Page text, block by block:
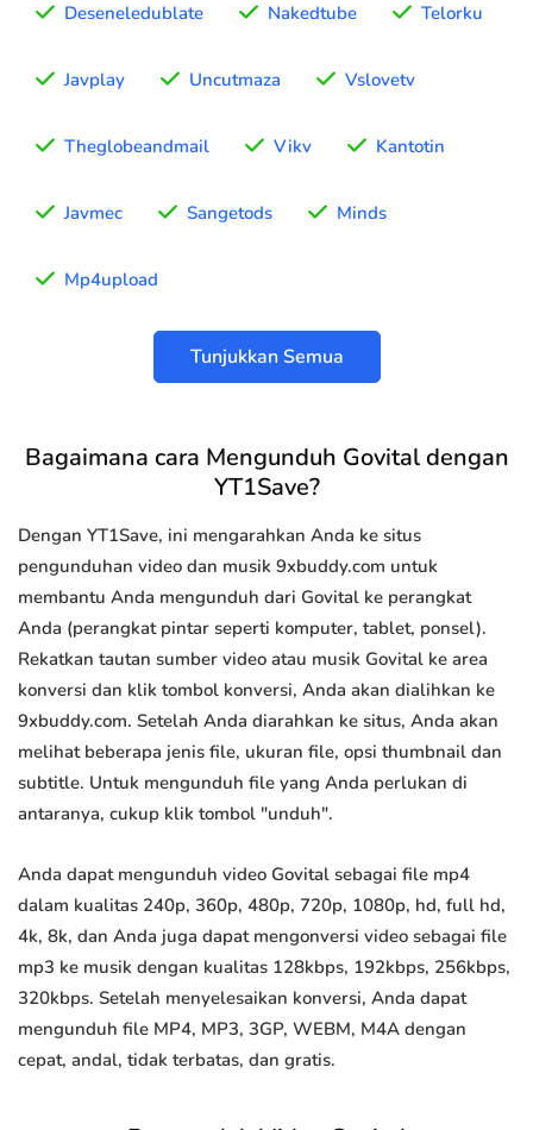
Deseneledublate Nakedtube Telorku
Javplay Uncutmaza Vslovetv
Theglobeandmail Vikv Kantotin
Javmec Sangetods Minds
Mp4upload
Tunjukkan Semua
Bagaimana cara Mengunduh Govital dengan
YT1Save?
Dengan YT1Save, ini mengarahkan Anda ke situs
pengunduhan video dan musik 9xbuddy.com untuk
membantu Anda mengunduh dari Govital ke perangkat
Anda (perangkat pintar seperti komputer, tablet, ponsel).
Rekatkan tautan sumber video atau musik Govital ke area
konversi dan klik tombol konversi, Anda akan dialihkan ke
9xbuddy.com. Setelah Anda diarahkan ke situs, Anda akan
melihat beberapa jenis file, ukuran file, opsi thumbnail dan
subtitle. Untuk mengunduh file yang Anda perlukan di
antaranya, cukup klik tombol "unduh".
Anda dapat mengunduh video Govital sebagai file mp4
dalam kualitas 240p, 360p, 480p, 720p, 1080p, hd, full hd,
4k, 8k, dan Anda juga dapat mengonversi video sebagai file
mp3 ke musik dengan kualitas 128kbps, 192kbps, 256kbps,
320kbps. Setelah menyelesaikan konversi, Anda dapat
mengunduh file MP4, MP3, 3GP, WEBM, M4A dengan
cepat, andal, tidak terbatas, dan gratis.